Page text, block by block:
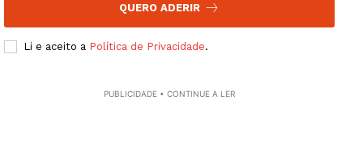
QUERO ADERIR
Li e aceito a Política de Privacidade.
PUBLICIDADE • CONTINUE A LER